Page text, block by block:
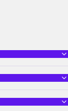
nueva)nueva)